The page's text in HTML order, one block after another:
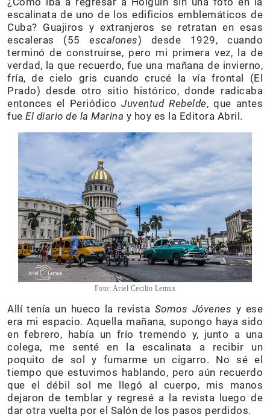
escalinata de uno de los edificios emblemáticos de
Cuba? Guajiros y extranjeros se retratan en esas
escaleras (55escalones) desde 1929, cuando
terminó de construirse, pero mi primera vez, la de
verdad, la que recuerdo, fue una mañana de invierno,
fría, de cielo gris cuando crucé la vía frontal (El
Prado) desde otro sitio histórico, donde radicaba
entonces el PeriódicoJuventud Rebelde, que antes
fue El diario de la Marina y hoy es la Editora Abril.
Foto: Ariel Cecilio Lemus
Allí tenía un hueco la revista Somos Jóvenes y ese
era mi espacio. Aquella mañana, supongo haya sido
en febrero, había un frío tremendo y, junto a una
colega, me senté en la escalinata a recibir un
poquito de sol y fumarme un cigarro. No sé el
tiempo que estuvimos hablando, pero aún recuerdo
que el débil sol me llegó al cuerpo, mis manos
dejaron de temblar y regresé a la revista luego de
dar otra vuelta por el Salón de los pasos perdidos.